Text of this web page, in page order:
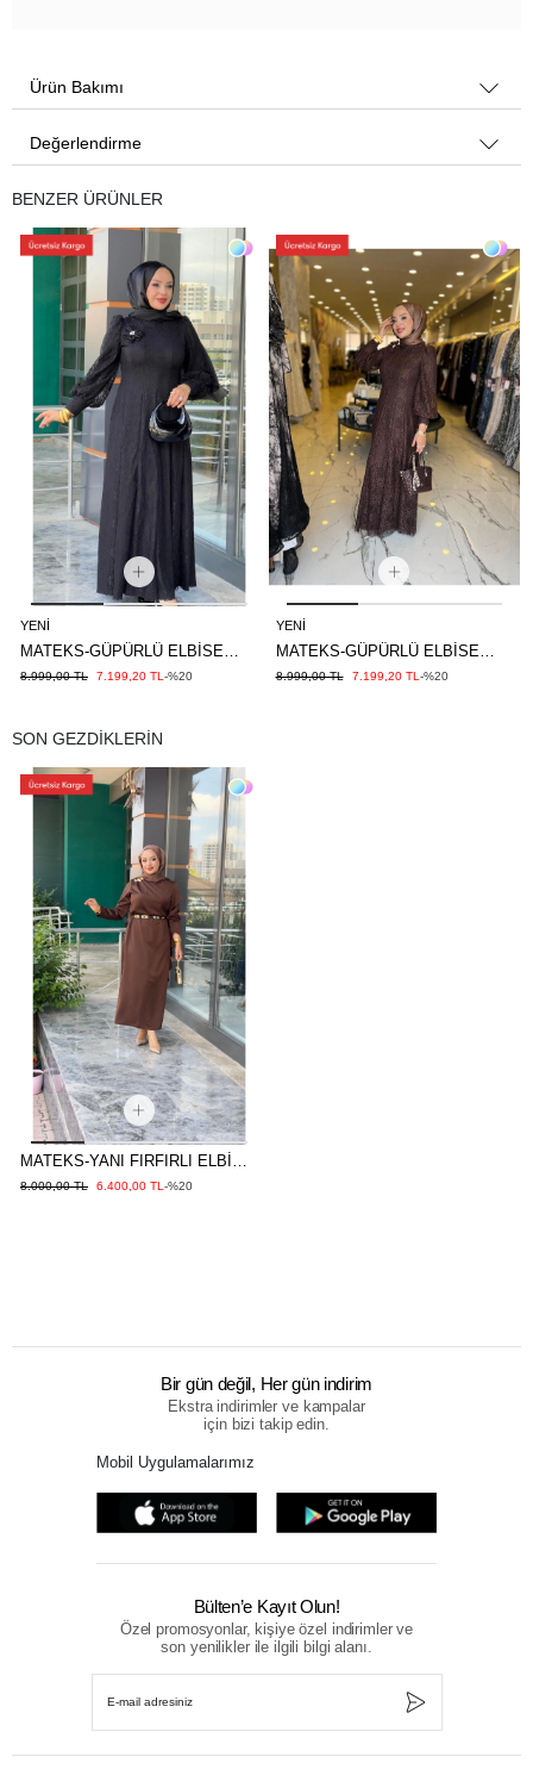
Ürün Bakımı
Değerlendirme
BENZER ÜRÜNLER
YENI
MATEKS-GÜPÜRLÜ ELBİSE
SİYAH
8.999,00 TL 7.199,20 TL -%20
YENI
MATEKS-GÜPÜRLÜ ELBİSE
KAHVE
8.999,00 TL 7.199,20 TL -%20
SON GEZDİKLERİN
MATEKS-YANI FIRFIRLI ELBİSE
KAHVE
8.000,00 TL 6.400,00 TL -%20
Bir gün değil, Her gün indirim
Ekstra indirimler ve kampalar
için bizi takip edin.
Mobil Uygulamalarımız
Bülten’e Kayıt Olun!
Özel promosyonlar, kişiye özel indirimler ve
son yenilikler ile ilgili bilgi alanı.